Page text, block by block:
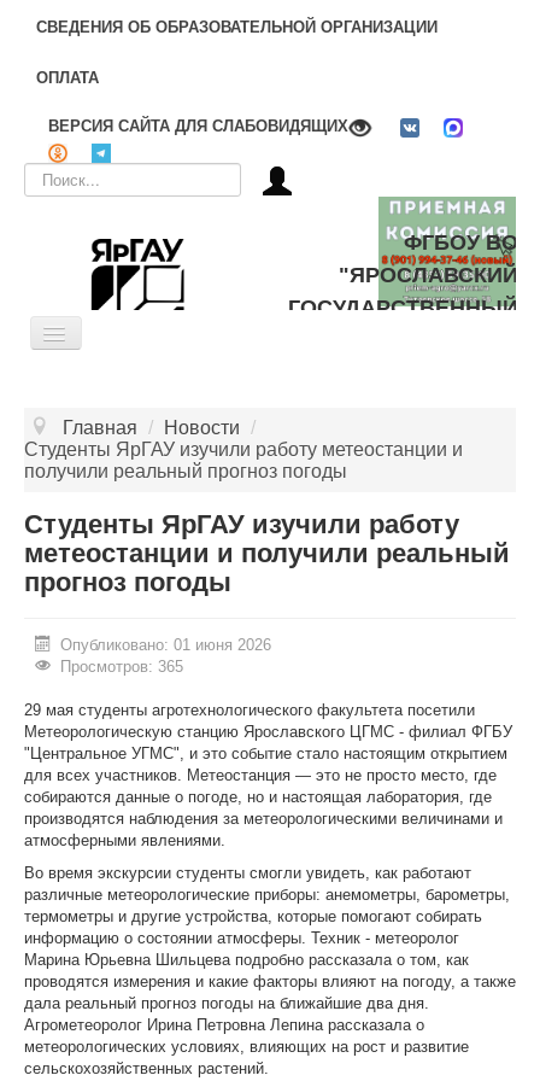
СВЕДЕНИЯ ОБ ОБРАЗОВАТЕЛЬНОЙ ОРГАНИЗАЦИИ
ОПЛАТА
ВЕРСИЯ САЙТА ДЛЯ СЛАБОВИДЯЩИХ
Искать...
ФГБОУ ВО
"ЯРОСЛАВСКИЙ
ГОСУДАРСТВЕННЫЙ
Toggle
ЦЕЛЕВОЕ ОБУЧЕНИЕ
ДОПОЛНИТЕЛЬНОЕ ОБРАЗОВАНИЕ
БИБЛИОТЕКА
ИНОСТРАННЫМ ГРАЖДАНАМ
АБИТУРИЕНТУ
КОНКУРСНЫЕ СПИСКИ
СПИСКИ ПОСТУПАЮЩИХ
ПОДГОТОВИТЕЛЬНОЕ ОТДЕЛЕНИЕ ДЛЯ ИНОСТРАНЦЕВ
ВЫПУСКНИКУ
ПРИКАЗЫ О ЗАЧИСЛЕНИИ
ЦЕНТР КОМПЕТЕНЦИЙ
НОВОСТИ
ОБРАЗОВАНИЕ
Главная / Новости /
Студенты ЯрГАУ изучили работу метеостанции и
получили реальный прогноз погоды
Студенты ЯрГАУ изучили работу
метеостанции и получили реальный
прогноз погоды
Опубликовано: 01 июня 2026
Просмотров: 365
29 мая студенты агротехнологического факультета посетили
Метеорологическую станцию Ярославского ЦГМС - филиал ФГБУ
"Центральное УГМС", и это событие стало настоящим открытием
для всех участников. Метеостанция — это не просто место, где
собираются данные о погоде, но и настоящая лаборатория, где
производятся наблюдения за метеорологическими величинами и
атмосферными явлениями.
Во время экскурсии студенты смогли увидеть, как работают
различные метеорологические приборы: анемометры, барометры,
термометры и другие устройства, которые помогают собирать
информацию о состоянии атмосферы. Техник - метеоролог
Марина Юрьевна Шильцева подробно рассказала о том, как
проводятся измерения и какие факторы влияют на погоду, а также
дала реальный прогноз погоды на ближайшие два дня.
Агрометеоролог Ирина Петровна Лепина рассказала о
метеорологических условиях, влияющих на рост и развитие
сельскохозяйственных растений.